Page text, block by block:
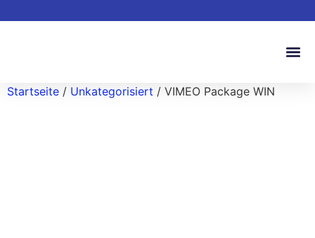
Startseite / Unkategorisiert / VIMEO Package WIN